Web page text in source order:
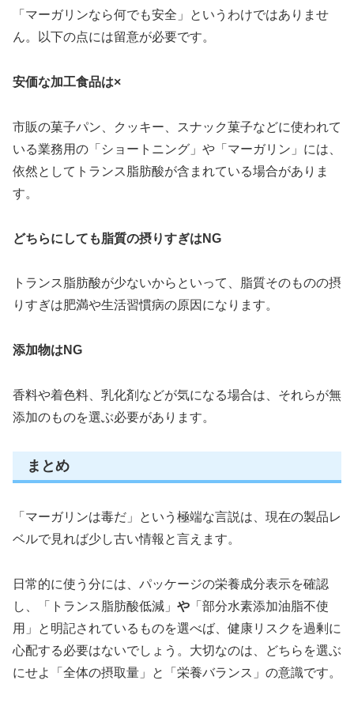
「マーガリンなら何でも安全」というわけではありませ
ん。以下の点には留意が必要です。
安価な加工食品は×
市販の菓子パン、クッキー、スナック菓子などに使われて
いる業務用の「ショートニング」や「マーガリン」には、
依然としてトランス脂肪酸が含まれている場合がありま
す。
どちらにしても脂質の摂りすぎはNG
トランス脂肪酸が少ないからといって、脂質そのものの摂
りすぎは肥満や生活習慣病の原因になります。
添加物はNG
香料や着色料、乳化剤などが気になる場合は、それらが無
添加のものを選ぶ必要があります。
まとめ
「マーガリンは毒だ」という極端な言説は、現在の製品レ
ベルで見れば少し古い情報と言えます。
日常的に使う分には、パッケージの栄養成分表示を確認
し、「トランス脂肪酸低減」 や 「部分水素添加油脂不使
用」と明記されているものを選べば、健康リスクを過剰に
心配する必要はないでしょう。大切なのは、どちらを選ぶ
にせよ「全体の摂取量」と「栄養バランス」の意識です。